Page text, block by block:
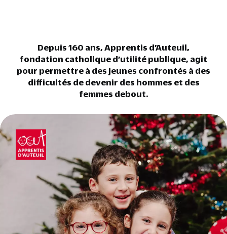
Depuis 160 ans, Apprentis d’Auteuil,
fondation catholique d’utilité publique, agit
pour permettre à des jeunes confrontés à des
difficultés de devenir des hommes et des
femmes debout.